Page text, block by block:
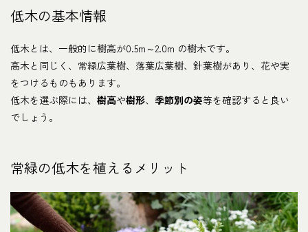
低木の基本情報
低木とは、一般的に樹高が0.5m～2.0m の樹木です。
高木と同じく、常緑広葉樹、落葉広葉樹、針葉樹があり、花や実
をつけるものもあります。
低木を選ぶ際には、 樹高や樹形、 季節別の姿等を確認すると良い
でしょう。
常緑の低木を植えるメリット